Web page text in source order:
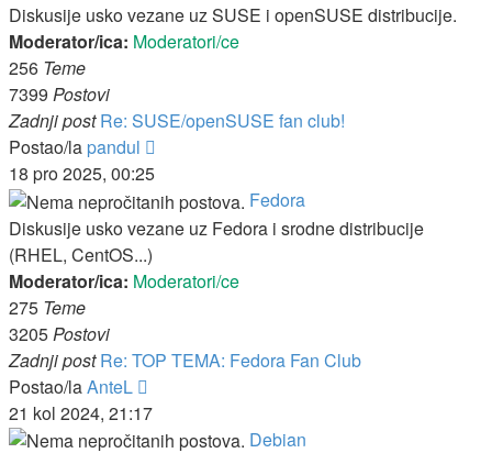
Diskusije usko vezane uz SUSE i openSUSE distribucije.
Moderator/ica: Moderatori/ce
256 Teme
7399 Postovi
Zadnji post Re: SUSE/openSUSE fan club!
Postao/la pandul
18 pro 2025, 00:25
Fedora
Diskusije usko vezane uz Fedora i srodne distribucije
(RHEL, CentOS...)
Moderator/ica: Moderatori/ce
275 Teme
3205Postovi
Zadnji post Re: TOP TEMA: Fedora Fan Club
Postao/laAnteL
post
21 kol 2024, 21:17
Debian